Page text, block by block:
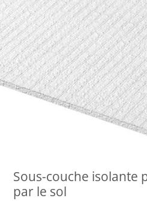
Sous-couche isolante
par le sol